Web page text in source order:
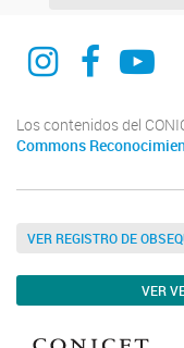
CURDIUR CONICET UNR
Los contenidos del
Commons
VER REGISTRO DE
VER